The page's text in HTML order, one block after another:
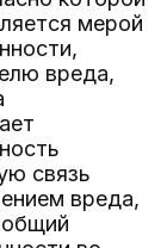
мерой
вреда,
связь
вреда,
общий